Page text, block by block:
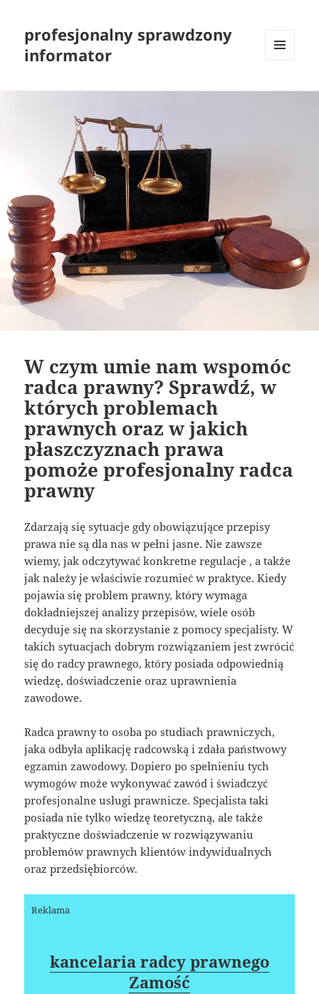
profesjonalny sprawdzony
informator
WIDGETY
W czym umie nam wspomóc
radca prawny? Sprawdź, w
których problemach
prawnych oraz w jakich
płaszczyznach prawa
pomoże profesjonalny radca
prawny
Zdarzają się sytuacje gdy obowiązujące przepisy
prawa nie są dla nas w pełni jasne. Nie zawsze
wiemy, jak odczytywać konkretne regulacje , a także
jak należy je właściwie rozumieć w praktyce. Kiedy
pojawia się problem prawny, który wymaga
dokładniejszej analizy przepisów, wiele osób
decyduje się na skorzystanie z pomocy specjalisty. W
takich sytuacjach dobrym rozwiązaniem jest zwrócić
się do radcy prawnego, który posiada odpowiednią
wiedzę, doświadczenie oraz uprawnienia
zawodowe.
Radca prawny to osoba po studiach prawniczych,
jaka odbyła aplikację radcowską i zdała państwowy
egzamin zawodowy. Dopiero po spełnieniu tych
wymogów może wykonywać zawód i świadczyć
profesjonalne usługi prawnicze. Specjalista taki
posiada nie tylko wiedzę teoretyczną, ale także
praktyczne doświadczenie w rozwiązywaniu
problemów prawnych klientów indywidualnych
oraz przedsiębiorców.
Reklama
kancelaria radcy prawnego
Zamość